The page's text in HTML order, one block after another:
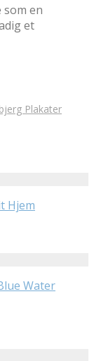
som en
et
Plakater
Hjem
Water